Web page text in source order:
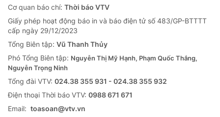
Cơ quan báo chí: Thời báo VTV
Giấy phép hoạt động báo in và báo điện tử số 483/GP-BTTTT
cấp ngày 29/12/2023
Tổng Biên tập: Vũ Thanh Thủy
Phó Tổng Biên tập: Nguyễn Thị Mỹ Hạnh, Phạm Quốc Thắng,
Nguyễn Trọng Ninh
Tổng đài VTV: 024.38 355 931 - 024.38 355 932
Ðiện thoại Thời báo VTV: 0988 671 671
Email: toasoan@vtv.vn